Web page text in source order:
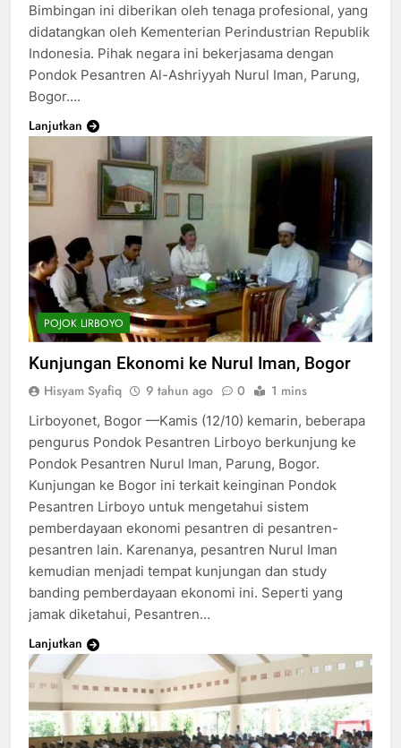
Bimbingan ini diberikan oleh tenaga profesional, yang
didatangkan oleh Kementerian Perindustrian Republik
Indonesia. Pihak negara ini bekerjasama dengan
Pondok Pesantren Al-Ashriyyah Nurul Iman, Parung,
Bogor….
Lanjutkan
POJOK LIRBOYO
Kunjungan Ekonomi ke Nurul Iman, Bogor
Hisyam Syafiq 9 tahun ago 0 1 mins
Lirboyonet, Bogor —Kamis (12/10) kemarin, beberapa
pengurus Pondok Pesantren Lirboyo berkunjung ke
Pondok Pesantren Nurul Iman, Parung, Bogor.
Kunjungan ke Bogor ini terkait keinginan Pondok
Pesantren Lirboyo untuk mengetahui sistem
pemberdayaan ekonomi pesantren di pesantren-
pesantren lain. Karenanya, pesantren Nurul Iman
kemudian menjadi tempat kunjungan dan study
banding pemberdayaan ekonomi ini. Seperti yang
jamak diketahui, Pesantren…
Lanjutkan